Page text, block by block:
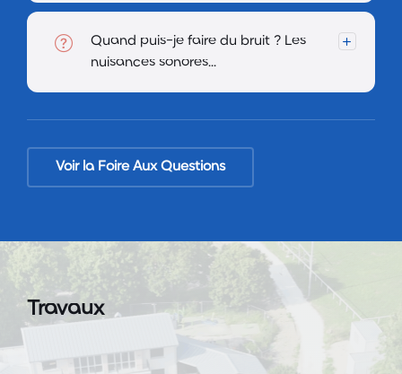
Quand puis-je faire du bruit ? Les
nuisances sonores…
Voir la Foire Aux Questions
Travaux